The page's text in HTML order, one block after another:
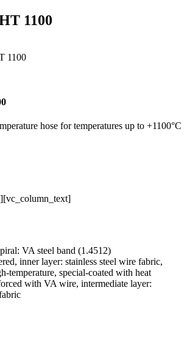
1100
1100
hose for temperatures up to +1100°C
VA steel band (1.4512)
inner layer: stainless steel wire fabric,
temperature, special-coated with heat
with VA wire, intermediate layer: